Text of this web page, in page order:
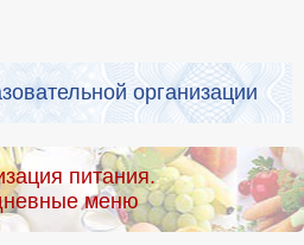
организации
питания.
меню